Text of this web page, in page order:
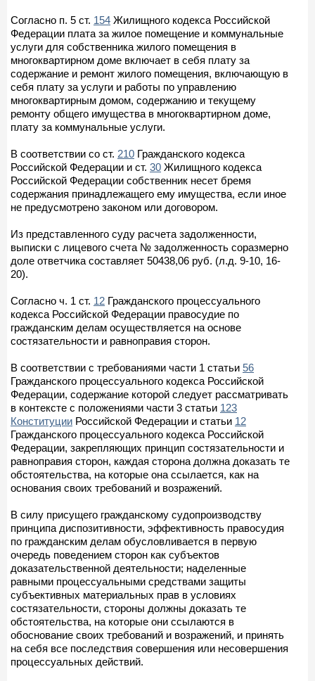
Согласно п. 5 ст. 154 Жилищного кодекса Российской
Федерации плата за жилое помещение и коммунальные
услуги для собственника жилого помещения в
многоквартирном доме включает в себя плату за
содержание и ремонт жилого помещения, включающую в
себя плату за услуги и работы по управлению
многоквартирным домом, содержанию и текущему
ремонту общего имущества в многоквартирном доме,
плату за коммунальные услуги.
В соответствии со ст. 210 Гражданского кодекса
Российской Федерации и ст. 30 Жилищного кодекса
Российской Федерации собственник несет бремя
содержания принадлежащего ему имущества, если иное
не предусмотрено законом или договором.
Из представленного суду расчета задолженности,
выписки с лицевого счета № задолженность соразмерно
доле ответчика составляет 50438,06 руб. (л.д. 9-10, 16-
20).
Согласно ч. 1 ст. 12 Гражданского процессуального
кодекса Российской Федерации правосудие по
гражданским делам осуществляется на основе
состязательности и равноправия сторон.
В соответствии с требованиями части 1 статьи 56
Гражданского процессуального кодекса Российской
Федерации, содержание которой следует рассматривать
в контексте с положениями части 3 статьи 123
Конституции Российской Федерации и статьи 12
Гражданского процессуального кодекса Российской
Федерации, закрепляющих принцип состязательности и
равноправия сторон, каждая сторона должна доказать те
обстоятельства, на которые она ссылается, как на
основания своих требований и возражений.
В силу присущего гражданскому судопроизводству
принципа диспозитивности, эффективность правосудия
по гражданским делам обусловливается в первую
очередь поведением сторон как субъектов
доказательственной деятельности; наделенные
равными процессуальными средствами защиты
субъективных материальных прав в условиях
состязательности, стороны должны доказать те
обстоятельства, на которые они ссылаются в
обоснование своих требований и возражений, и принять
на себя все последствия совершения или несовершения
процессуальных действий.